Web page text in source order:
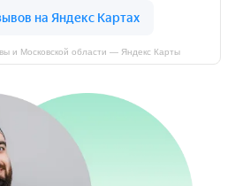
и Московской области — Яндекс Карты